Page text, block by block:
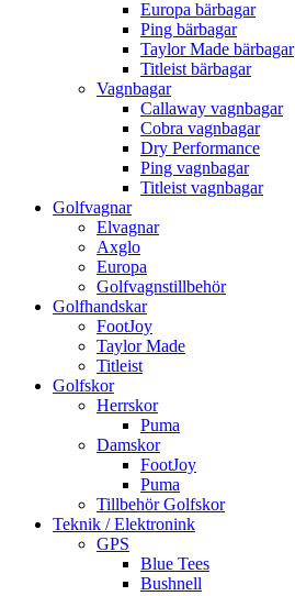
Europa bärbagar
Ping bärbagar
Taylor Made bärbagar
Titleist bärbagar
Vagnbagar
Callaway vagnbagar
Cobra vagnbagar
Dry Performance
Ping vagnbagar
Titleist vagnbagar
Golfvagnar
Elvagnar
Axglo
Europa
Golfvagnstillbehör
Golfhandskar
FootJoy
Taylor Made
Titleist
Golfskor
Herrskor
Puma
Damskor
FootJoy
Puma
Tillbehör Golfskor
Teknik / Elektronink
GPS
Blue Tees
Bushnell